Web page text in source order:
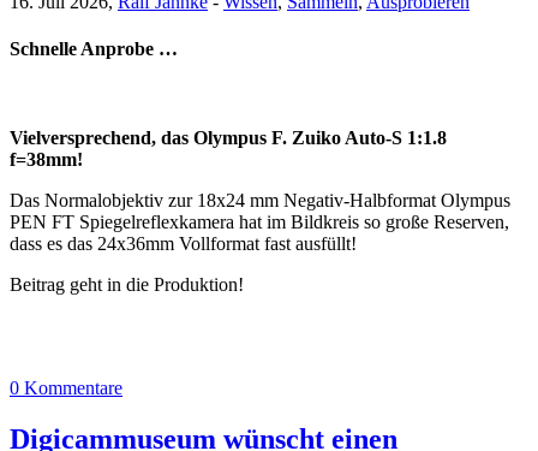
Schnelle Anprobe …
Vielversprechend, das Olympus F. Zuiko Auto-S 1:1.8
f=38mm!
Das Normalobjektiv zur 18x24 mm Negativ-Halbformat Olympus
PEN FT Spiegelreflexkamera hat im Bildkreis so große Reserven,
dass es das 24x36mm Vollformat fast ausfüllt!
Beitrag geht in die Produktion!
0 Kommentare
Digicammuseum wünscht einen